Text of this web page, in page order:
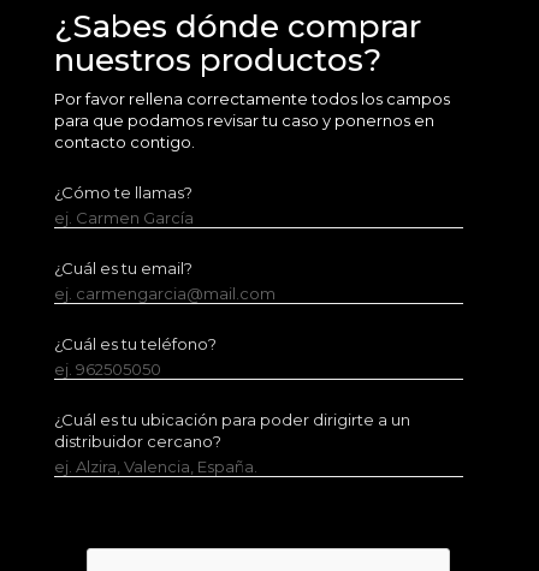
¿Sabes dónde comprar
nuestros productos?
Por favor rellena correctamente todos los campos
para que podamos revisar tu caso y ponernos en
contacto contigo.
¿Cómo te llamas?
ej. Carmen García
¿Cuál es tu email?
ej. carmengarcia@mail.com
¿Cuál es tu teléfono?
ej. 962505050
¿Cuál es tu ubicación para poder dirigirte a un
distribuidor cercano?
ej. Alzira, Valencia, España.